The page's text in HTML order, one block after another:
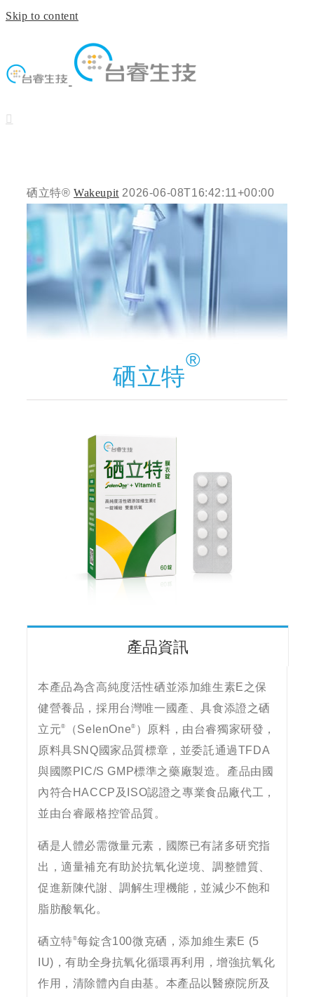
Skip to content
硒立特® Wakeupit 2026-06-08T16:42:11+00:00
硒立特
®
產品資訊
本產品為含高純度活性硒並添加維生素E之保
健營養品，採用台灣唯一國產、具食添證之硒
立元® （SelenOne® ）原料，由台睿獨家研發，
原料具SNQ國家品質標章，並委託通過TFDA
與國際PIC/S GMP標準之藥廠製造。產品由國
內符合HACCP及ISO認證之專業食品廠代工，
並由台睿嚴格控管品質。
硒是人體必需微量元素，國際已有諸多研究指
出，適量補充有助於抗氧化逆境、調整體質、
促進新陳代謝、調解生理機能，並減少不飽和
脂肪酸氧化。
硒立特®每錠含100微克硒，添加維生素E (5
IU)，有助全身抗氧化循環再利用，增強抗氧化
作用，清除體內自由基。本產品以醫療院所及